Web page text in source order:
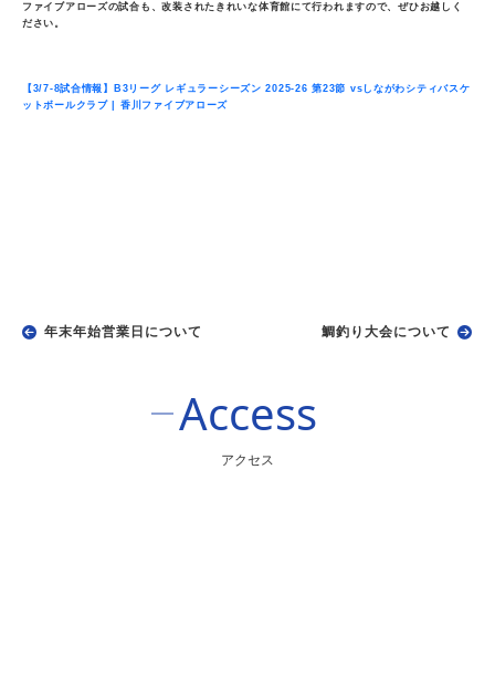
ファイブアローズの試合も、改装されたきれいな体育館にて行われますので、ぜひお越しく
ださい。
【3/7-8試合情報】B3リーグ レギュラーシーズン 2025-26 第23節 vsしながわシティバスケ
ットボールクラブ | 香川ファイブアローズ
年末年始営業日について 鯛釣り大会について
Access
アクセス